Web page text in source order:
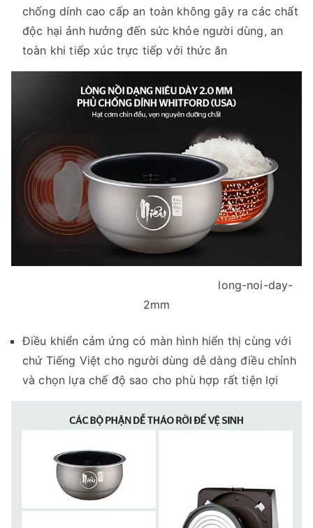
chống dính cao cấp an toàn không gây ra các chất
độc hại ảnh hưởng đến sức khỏe người dùng, an
toàn khi tiếp xúc trực tiếp với thức ăn
long-noi-day-
2mm
Điều khiển cảm ứng có màn hình hiển thị cùng với
chứ Tiếng Việt cho người dùng dễ dàng điều chỉnh
và chọn lựa chế độ sao cho phù hợp rất tiện lợi